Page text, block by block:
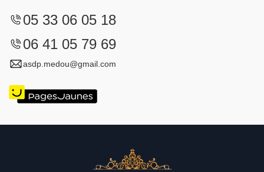
05 33 06 05 18
06 41 05 79 69
asdp.medou@gmail.com